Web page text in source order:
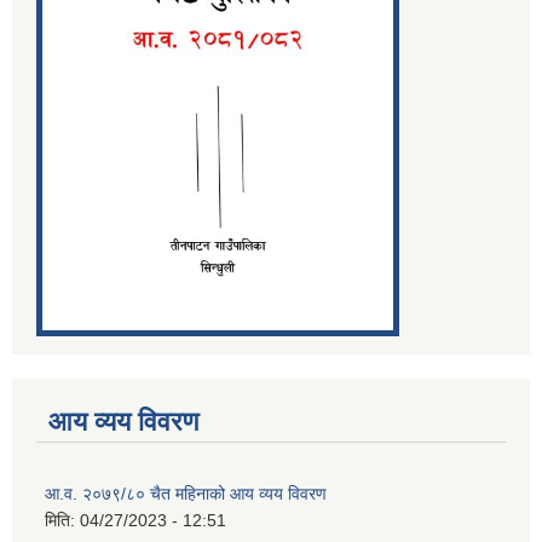
आय व्यय विवरण
आ.व. २०७९/८० चैत महिनाको आय व्यय विवरण
मिति: 04/27/2023 - 12:51